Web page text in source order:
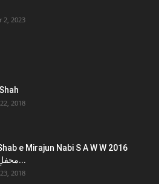
2, 2023
2018
e Mirajun Nabi S A W W 2016
|Part2|محفلِ...
2018